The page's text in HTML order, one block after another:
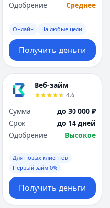
Одобрение
Среднее
Онлайн На любые цели
Получить деньги
Веб-займ
4.6
Сумма
до 30 000 ₽
Срок
до 14 дней
Одобрение
Высокое
Для новых клиентов
Первый займ 0%
Получить деньги